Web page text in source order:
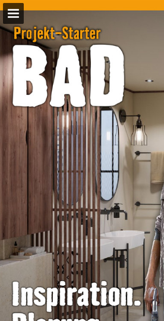
Seitenübersicht
Vollbild
PDF herunterladen
Suchen
Datenschutzerklärung anzeigen